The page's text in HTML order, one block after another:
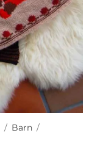
/ Barn /